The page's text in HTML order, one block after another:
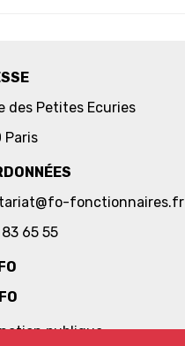
des Petites Ecuries
Paris
fonctionnaires.fr
65 55
publique